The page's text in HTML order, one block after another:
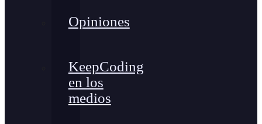
Opiniones
KeepCoding
en los
medios